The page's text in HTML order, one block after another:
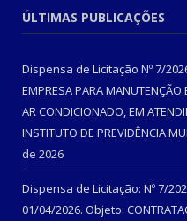
ÚLTIMAS PUBLICAÇÕES
Dispensa de Licitação Nº 7/
EMPRESA PARA MANUTENÇÃO
AR CONDICIONADO, EM
INSTITUTO DE PREVIDÊNCIA
de 2026
Dispensa de Licitação: Nº 7/
01/04/2026. Objeto: